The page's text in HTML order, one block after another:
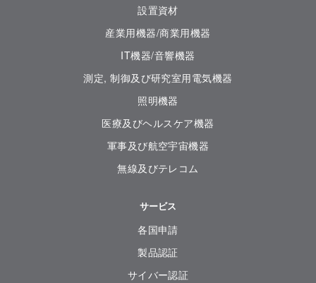
設置資材
産業用機器/商業用機器
IT機器/音響機器
測定, 制御及び研究室用電気機器
照明機器
医療及びヘルスケア機器
軍事及び航空宇宙機器
無線及びテレコム
サービス
各国申請
製品認証
サイバー認証